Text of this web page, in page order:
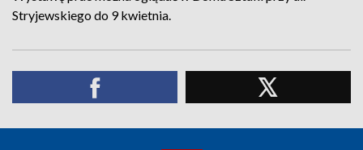
Stryjewskiego do 9 kwietnia.